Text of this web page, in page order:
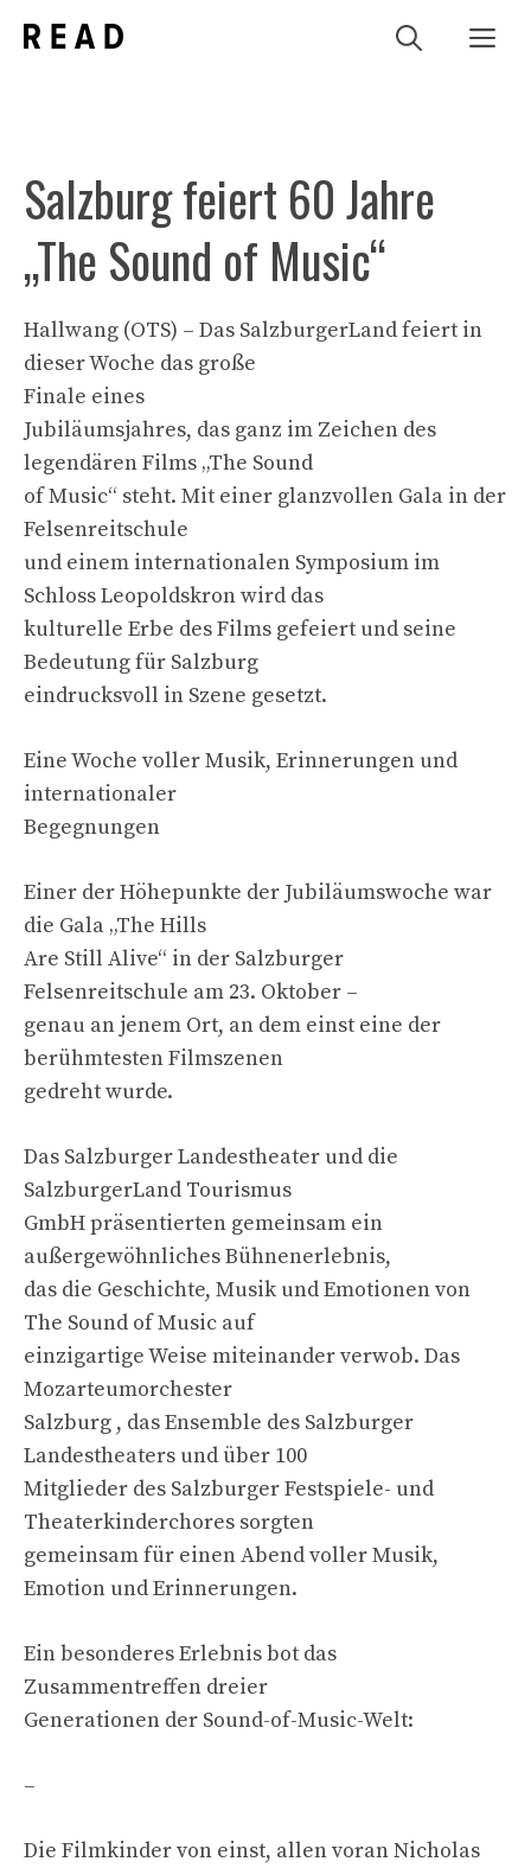
Inhalt
Salzburg feiert 60 Jahre
„The Sound of Music“
Hallwang (OTS) – Das SalzburgerLand feiert in
dieser Woche das große
Finale eines
Jubiläumsjahres, das ganz im Zeichen des
legendären Films „The Sound
of Music“ steht. Mit einer glanzvollen Gala in der
Felsenreitschule
und einem internationalen Symposium im
Schloss Leopoldskron wird das
kulturelle Erbe des Films gefeiert und seine
Bedeutung für Salzburg
eindrucksvoll in Szene gesetzt.
Eine Woche voller Musik, Erinnerungen und
internationaler
Begegnungen
Einer der Höhepunkte der Jubiläumswoche war
die Gala „The Hills
Are Still Alive“ in der Salzburger
Felsenreitschule am 23. Oktober –
genau an jenem Ort, an dem einst eine der
berühmtesten Filmszenen
gedreht wurde.
Das Salzburger Landestheater und die
SalzburgerLand Tourismus
GmbH präsentierten gemeinsam ein
außergewöhnliches Bühnenerlebnis,
das die Geschichte, Musik und Emotionen von
The Sound of Music auf
einzigartige Weise miteinander verwob. Das
Mozarteumorchester
Salzburg , das Ensemble des Salzburger
Landestheaters und über 100
Mitglieder des Salzburger Festspiele- und
Theaterkinderchores sorgten
gemeinsam für einen Abend voller Musik,
Emotion und Erinnerungen.
Ein besonderes Erlebnis bot das
Zusammentreffen dreier
Generationen der Sound-of-Music-Welt:
–
Die Filmkinder von einst, allen voran Nicholas